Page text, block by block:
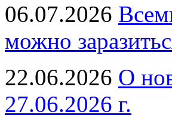
06.07.2026
можно
22.06.2026 О
27.06.2026 г.